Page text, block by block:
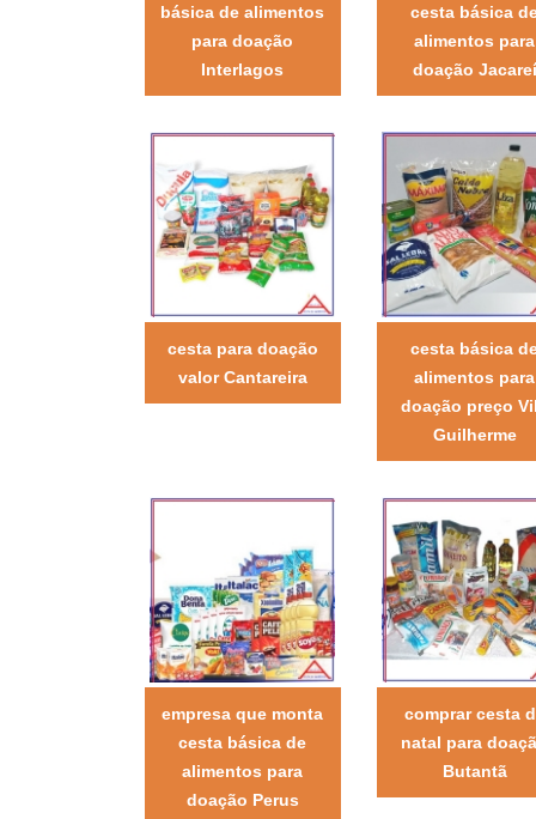
básica de alimentos
para doação
Interlagos
cesta básica
alimentos para
doação Jacareí
cesta para doação
valor Cantareira
cesta básica
alimentos para
doação preço
Guilherme
empresa que monta
cesta básica de
alimentos para
doação Perus
comprar cesta
natal para
Butantã